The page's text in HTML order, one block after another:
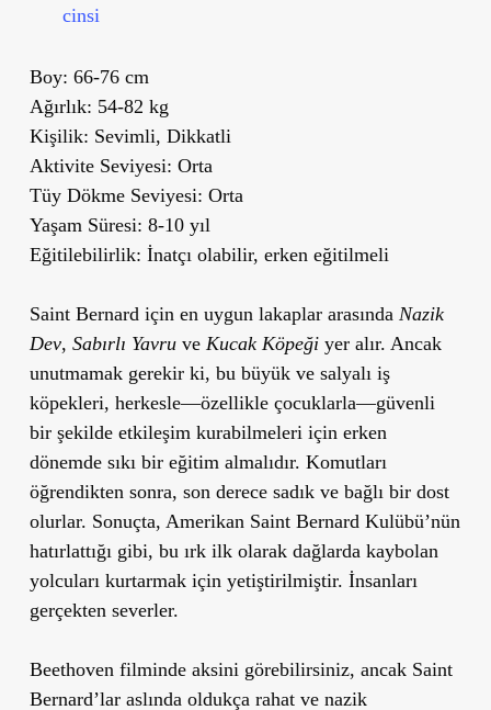
cinsi
Boy: 66-76 cm
Ağırlık: 54-82 kg
Kişilik: Sevimli, Dikkatli
Aktivite Seviyesi: Orta
Tüy Dökme Seviyesi: Orta
Yaşam Süresi: 8-10 yıl
Eğitilebilirlik: İnatçı olabilir, erken eğitilmeli
Saint Bernard için en uygun lakaplar arasında Nazik
Dev, Sabırlı Yavruve Kucak Köpeğiyer alır. Ancak
unutmamak gerekir ki, bu büyük ve salyalı iş
köpekleri, herkesle—özellikle çocuklarla—güvenli
bir şekilde etkileşim kurabilmeleri için erken
dönemde sıkı bir eğitim almalıdır. Komutları
öğrendikten sonra, son derece sadık ve bağlı bir dost
olurlar. Sonuçta, Amerikan Saint Bernard Kulübü’nün
hatırlattığı gibi, bu ırk ilk olarak dağlarda kaybolan
yolcuları kurtarmak için yetiştirilmiştir. İnsanları
gerçekten severler.
Beethoven filminde aksini görebilirsiniz, ancak Saint
Bernard’lar aslında oldukça rahat ve nazik